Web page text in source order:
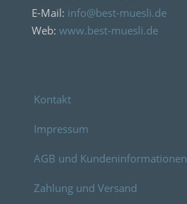
E-Mail: info@best-muesli.de
Web: www.best-muesli.de
Kontakt
Impressum
AGB und Kundeninformationen
Zahlung und Versand